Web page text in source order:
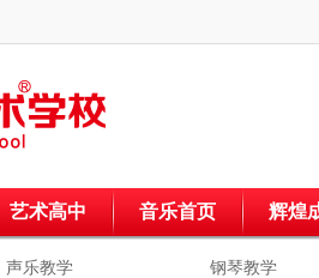
艺术高中 音乐首页 辉煌
声乐教学 钢琴教学